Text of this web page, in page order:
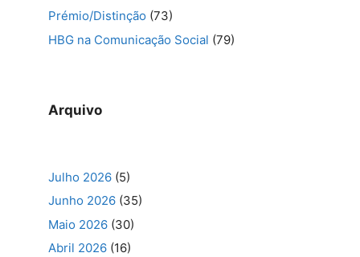
Prémio/Distinção (73)
HBG na Comunicação Social (79)
Arquivo
Julho 2026 (5)
Junho 2026 (35)
Maio 2026 (30)
Abril 2026 (16)